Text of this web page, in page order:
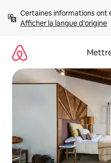
directement
Afficher la langue d'origine